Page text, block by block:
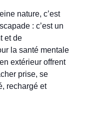
nature, c’est
: c’est un
et de
la santé mentale
extérieur offrent
prise, se
rechargé et